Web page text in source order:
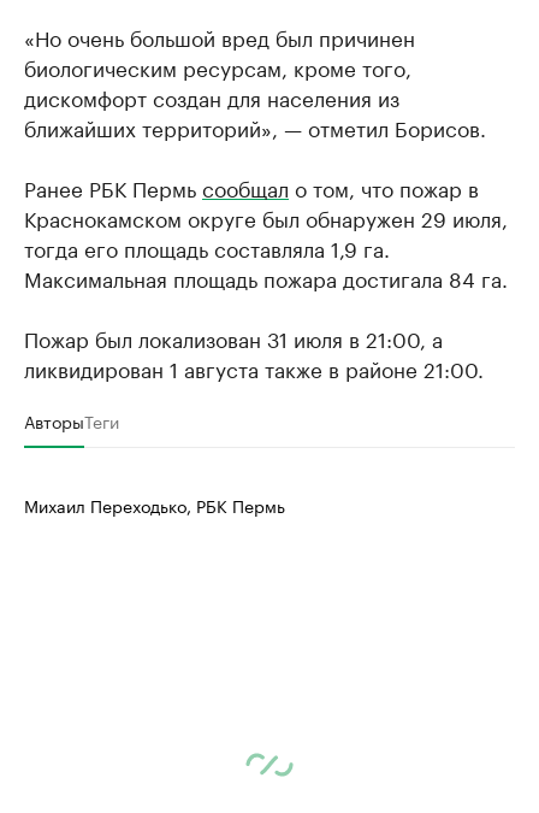
«Но очень большой вред был причинен
биологическим ресурсам, кроме того,
дискомфорт создан для населения из
ближайших территорий», — отметил Борисов.
Ранее РБК Пермьсообщал о том, что пожар в
Краснокамском округе был обнаружен 29 июля,
тогда его площадь составляла 1,9 га.
Максимальная площадь пожара достигала 84 га.
Пожар был локализован 31 июля в 21:00, а
ликвидирован 1 августа также в районе 21:00.
АвторыТеги
Михаил Переходько, РБК Пермь